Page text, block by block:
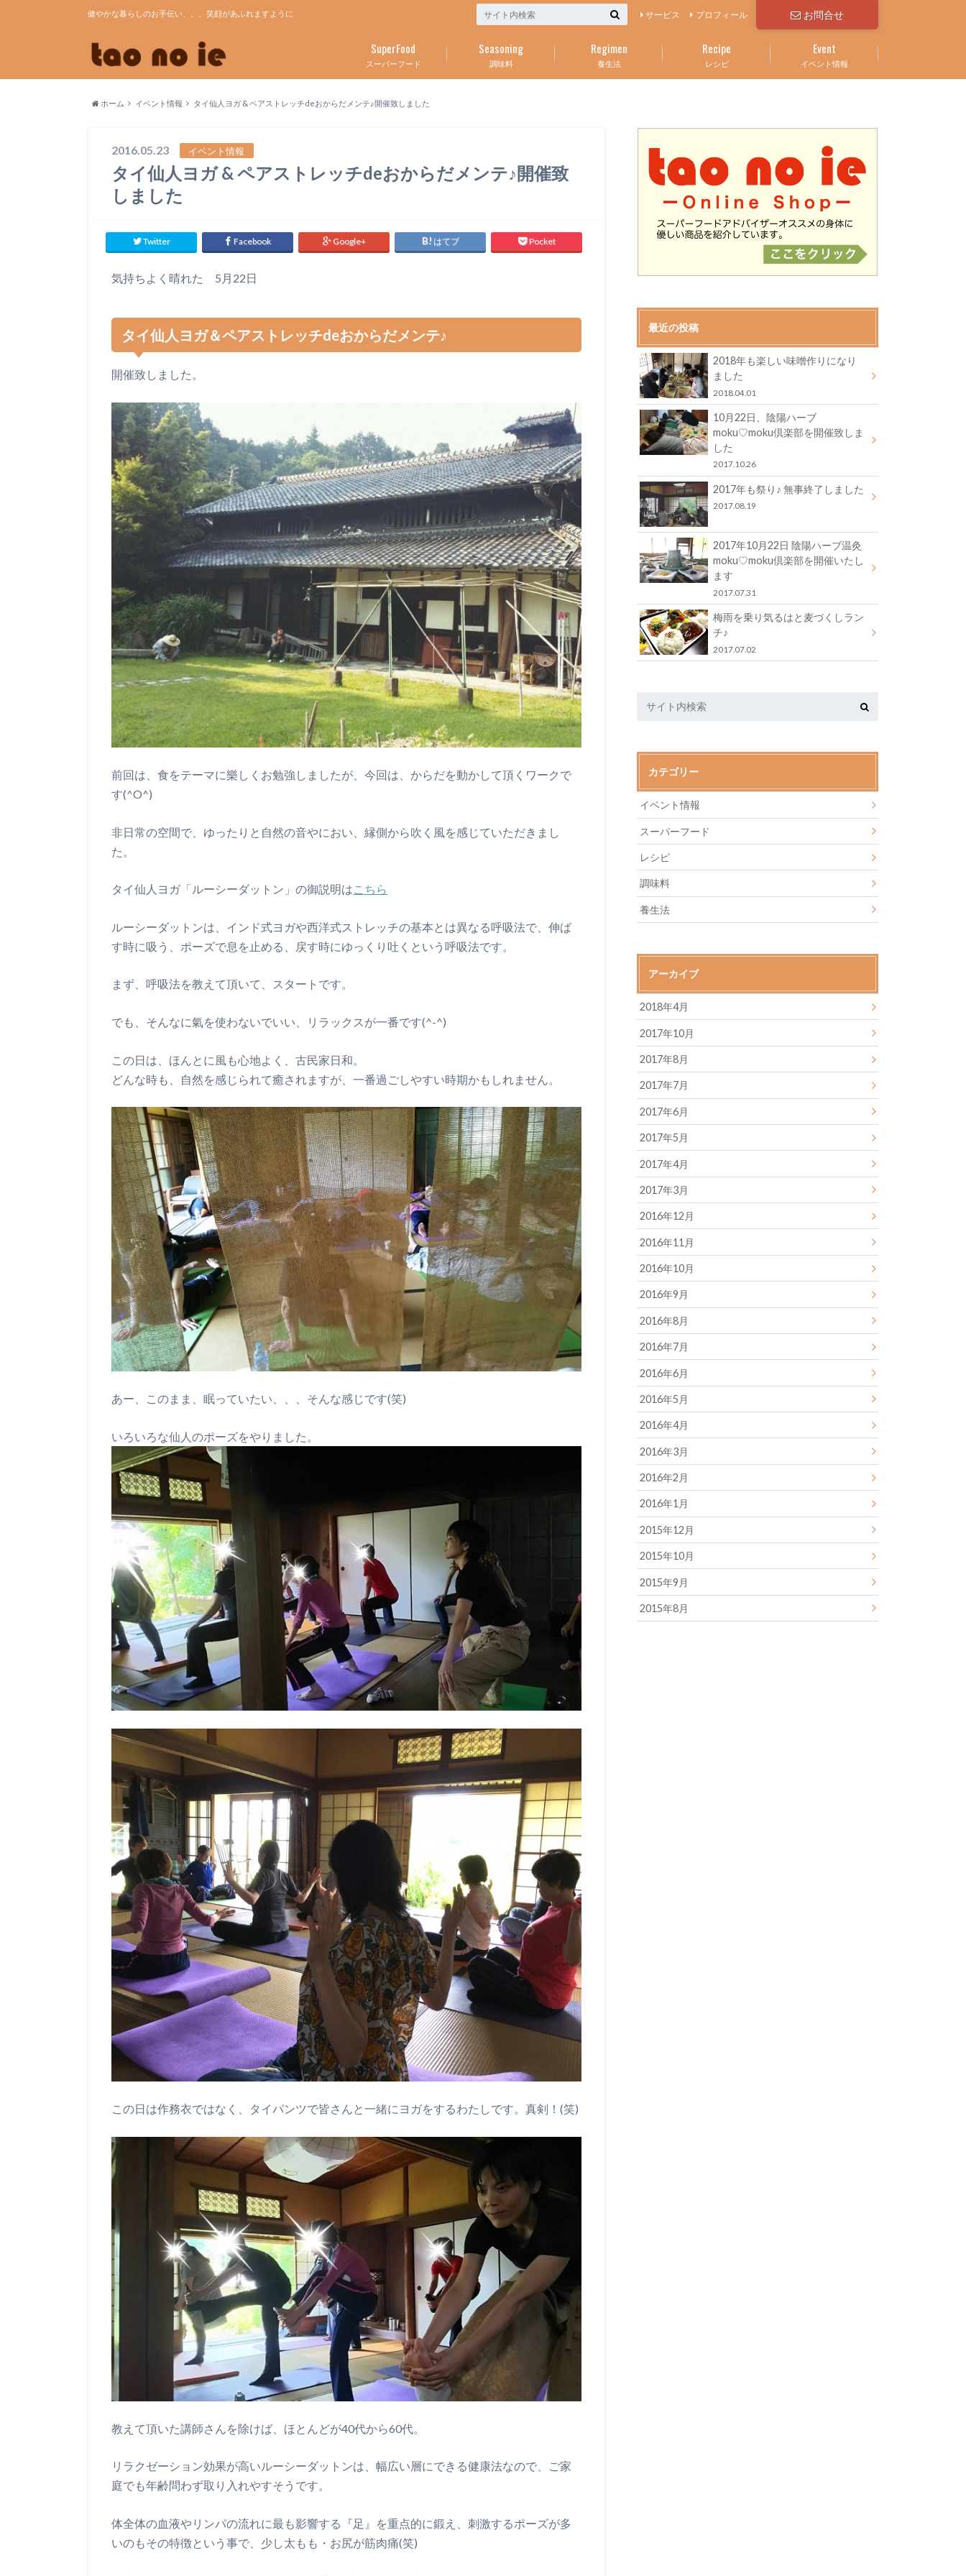
健やかな暮らしのお手伝い、、、笑顔があふれますように お問合せ
サービス プロフィール
スーパーフード
SuperFood
調味料
Seasoning
養生法
Regimen
レシピ
Recipe
イベント情報
Event
ホーム イベント情報 タイ仙人ヨガ & ペアストレッチdeおからだメンテ♪開催致しました
2016.05.23 イベント情報
タイ仙人ヨガ & ペアストレッチdeおからだメンテ♪開催致
しました
Twitter Facebook Google+ はてブ Pocket
気持ちよく晴れた 5月22日
タイ仙人ヨガ＆ペアストレッチdeおからだメンテ♪
開催致しました。
前回は、食をテーマに樂しくお勉強しましたが、今回は、からだを動かして頂くワークで
す(^O^)
非日常の空間で、ゆったりと自然の音やにおい、縁側から吹く風を感じていただきまし
た。
タイ仙人ヨガ「ルーシーダットン」の御説明はこちら
ルーシーダットンは、インド式ヨガや西洋式ストレッチの基本とは異なる呼吸法で、伸ば
す時に吸う、ポーズで息を止める、戻す時にゆっくり吐くという呼吸法です。
まず、呼吸法を教えて頂いて、スタートです。
でも、そんなに氣を使わないでいい、リラックスが一番です(^-^)
この日は、ほんとに風も心地よく、古民家日和。
どんな時も、自然を感じられて癒されますが、一番過ごしやすい時期かもしれません。
あー、このまま、眠っていたい、、、そんな感じです(笑)
いろいろな仙人のポーズをやりました。
この日は作務衣ではなく、タイパンツで皆さんと一緒にヨガをするわたしです。真剣！(笑)
教えて頂いた講師さんを除けば、ほとんどが40代から60代。
リラクゼーション効果が高いルーシーダットンは、幅広い層にできる健康法なので、ご家
庭でも年齢問わず取り入れやすそうです。
体全体の血液やリンパの流れに最も影響する『足』を重点的に鍛え、刺激するポーズが多
いのもその特徴という事で、少し太もも・お尻が筋肉痛(笑)
最近の投稿
2018年も楽しい味噌作りになり
ました
2018.04.01
10月22日、陰陽ハーブ
moku♡moku倶楽部を開催致しま
した
2017.10.26
2017年も祭り♪ 無事終了しました
2017.08.19
2017年10月22日 陰陽ハーブ温灸
moku♡moku倶楽部を開催いたし
ます
2017.07.31
梅雨を乗り気るはと麦づくしラン
チ♪
2017.07.02
カテゴリー
イベント情報
スーパーフード
レシピ
調味料
養生法
アーカイブ
2018年4月
2017年10月
2017年8月
2017年7月
2017年6月
2017年5月
2017年4月
2017年3月
2016年12月
2016年11月
2016年10月
2016年9月
2016年8月
2016年7月
2016年6月
2016年5月
2016年4月
2016年3月
2016年2月
2016年1月
2015年12月
2015年10月
2015年9月
2015年8月